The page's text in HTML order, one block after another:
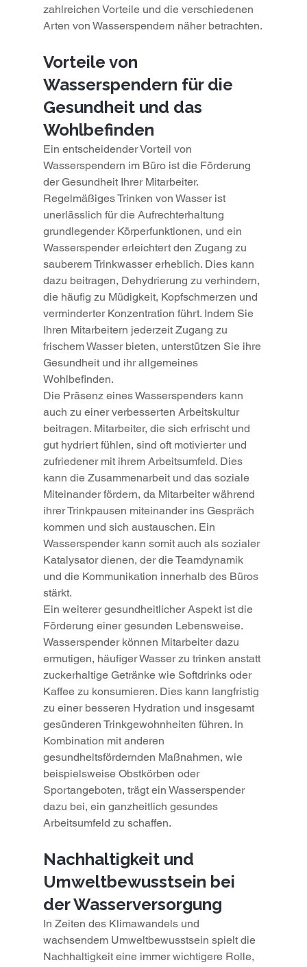
zahlreichen Vorteile und die verschiedenen
Arten von Wasserspendern näher betrachten.
Vorteile von
Wasserspendern für die
Gesundheit und das
Wohlbefinden
Ein entscheidender Vorteil von
Wasserspendern im Büro ist die Förderung
der Gesundheit Ihrer Mitarbeiter.
Regelmäßiges Trinken von Wasser ist
unerlässlich für die Aufrechterhaltung
grundlegender Körperfunktionen, und ein
Wasserspender erleichtert den Zugang zu
sauberem Trinkwasser erheblich. Dies kann
dazu beitragen, Dehydrierung zu verhindern,
die häufig zu Müdigkeit, Kopfschmerzen und
verminderter Konzentration führt. Indem Sie
Ihren Mitarbeitern jederzeit Zugang zu
frischem Wasser bieten, unterstützen Sie ihre
Gesundheit und ihr allgemeines
Wohlbefinden.
Die Präsenz eines Wasserspenders kann
auch zu einer verbesserten Arbeitskultur
beitragen. Mitarbeiter, die sich erfrischt und
gut hydriert fühlen, sind oft motivierter und
zufriedener mit ihrem Arbeitsumfeld. Dies
kann die Zusammenarbeit und das soziale
Miteinander fördern, da Mitarbeiter während
ihrer Trinkpausen miteinander ins Gespräch
kommen und sich austauschen. Ein
Wasserspender kann somit auch als sozialer
Katalysator dienen, der die Teamdynamik
und die Kommunikation innerhalb des Büros
stärkt.
Ein weiterer gesundheitlicher Aspekt ist die
Förderung einer gesunden Lebensweise.
Wasserspender können Mitarbeiter dazu
ermutigen, häufiger Wasser zu trinken anstatt
zuckerhaltige Getränke wie Softdrinks oder
Kaffee zu konsumieren. Dies kann langfristig
zu einer besseren Hydration und insgesamt
gesünderen Trinkgewohnheiten führen. In
Kombination mit anderen
gesundheitsfördernden Maßnahmen, wie
beispielsweise Obstkörben oder
Sportangeboten, trägt ein Wasserspender
dazu bei, ein ganzheitlich gesundes
Arbeitsumfeld zu schaffen.
Nachhaltigkeit und
Umweltbewusstsein bei
der Wasserversorgung
In Zeiten des Klimawandels und
wachsendem Umweltbewusstsein spielt die
Nachhaltigkeit eine immer wichtigere Rolle,